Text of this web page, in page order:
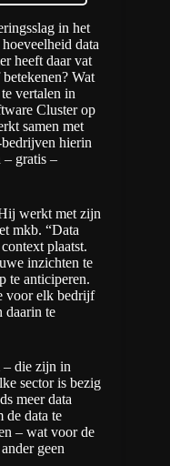
in het
data
heeft daar vat
Wat
vertalen in
Clusterop
samen met
hierin
– gratis –
werkt met zijn
mkb. “Data
plaatst.
inzichten te
te anticiperen.
voor elk bedrijf
daarin te
– die zijn in
sector is bezig
meer data
de data te
– wat voor de
geen